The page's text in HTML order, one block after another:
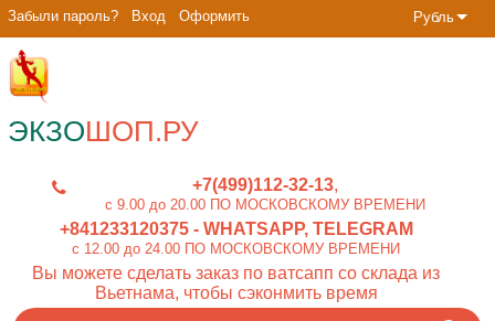
Рубль
Забыли пароль? Вход Оформить
ЭКЗОШОП.РУ
+7(499)112-32-13
c 9.00 до 20.00 ПО МОСКОВСКОМУ ВРЕМЕНИ
+841233120375- WHATSAPP, TELEGRAM
c 12.00 до 24.00 ПО МОСКОВСКОМУ ВРЕМЕНИ
Вы можете сделать заказ по ватсапп со склада из
Вьетнама, чтобы сэконмить время